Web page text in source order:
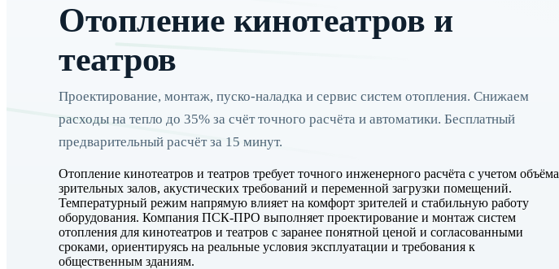
Отопление кинотеатров и
театров
Проектирование, монтаж, пуско-наладка и сервис систем отопления. Снижаем
расходы на тепло до 35% за счёт точного расчёта и автоматики. Бесплатный
предварительный расчёт за 15 минут.
Отопление кинотеатров и театров требует точного инженерного расчёта с учетом объёма
зрительных залов, акустических требований и переменной загрузки помещений.
Температурный режим напрямую влияет на комфорт зрителей и стабильную работу
оборудования. Компания ПСК-ПРО выполняет проектирование и монтаж систем
отопления для кинотеатров и театров с заранее понятной ценой и согласованными
сроками, ориентируясь на реальные условия эксплуатации и требования к
общественным зданиям.